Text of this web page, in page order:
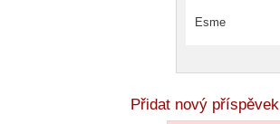
Esme
Přidat nový příspěvek